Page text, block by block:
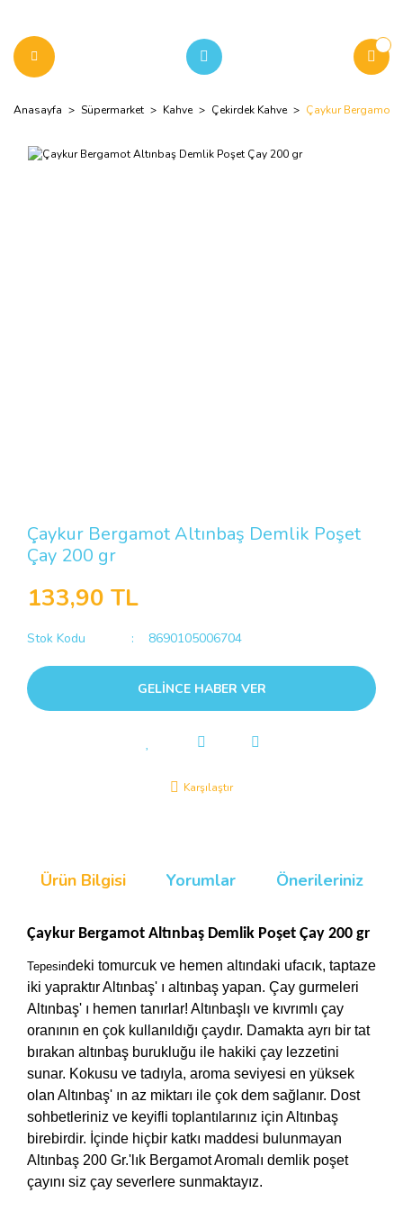
Anasayfa Süpermarket Kahve Çekirdek Kahve Çaykur Bergamot
Çaykur Bergamot Altınbaş Demlik Poşet
Çay 200 gr
133,90 TL
Stok Kodu 8690105006704
GELİNCE HABER VER
Karşılaştır
Ürün Bilgisi Yorumlar Önerileriniz
Çaykur Bergamot Altınbaş Demlik Poşet Çay 200 gr
Tepesindeki tomurcuk ve hemen altındaki ufacık, taptaze
iki yapraktır Altınbaş' ı altınbaş yapan. Çay gurmeleri
Altınbaş' ı hemen tanırlar! Altınbaşlı ve kıvrımlı çay
oranının en çok kullanıldığı çaydır. Damakta ayrı bir tat
bırakan altınbaş burukluğu ile hakiki çay lezzetini
sunar. Kokusu ve tadıyla, aroma seviyesi en yüksek
olan Altınbaş' ın az miktarı ile çok dem sağlanır. Dost
sohbetleriniz ve keyifli toplantılarınız için Altınbaş
birebirdir. İçinde hiçbir katkı maddesi bulunmayan
Altınbaş 200 Gr.'lık Bergamot Aromalı demlik poşet
çayını siz çay severlere sunmaktayız.